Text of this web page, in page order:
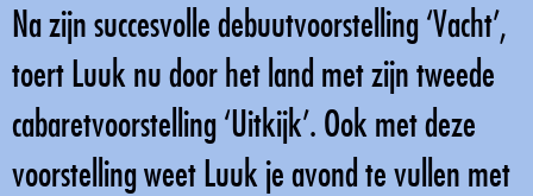
Na zijn succesvolle debuutvoorstelling ‘Vacht’,
toert Luuk nu door het land met zijn tweede
cabaretvoorstelling ‘Uitkijk’. Ook met deze
voorstelling weet Luuk je avond te vullen met